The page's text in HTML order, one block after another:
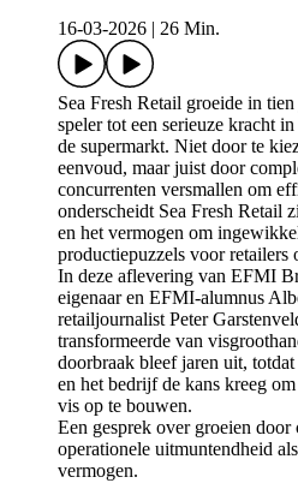
16-03-2026
26 Min.
Sea Fresh Retail groeide in
speler tot een serieuze kracht
de supermarkt. Niet door te
eenvoud, maar juist door
concurrenten versmallen om
onderscheidt Sea Fresh Retail
en het vermogen om
productiepuzzels voor retailers
In deze aflevering van EFMI
eigenaar en EFMI-alumnus
retailjournalist Peter
transformeerde van
doorbraak bleef jaren uit,
en het bedrijf de kans kreeg
vis op te bouwen.
Een gesprek over groeien
operationele uitmuntendheid
vermogen.